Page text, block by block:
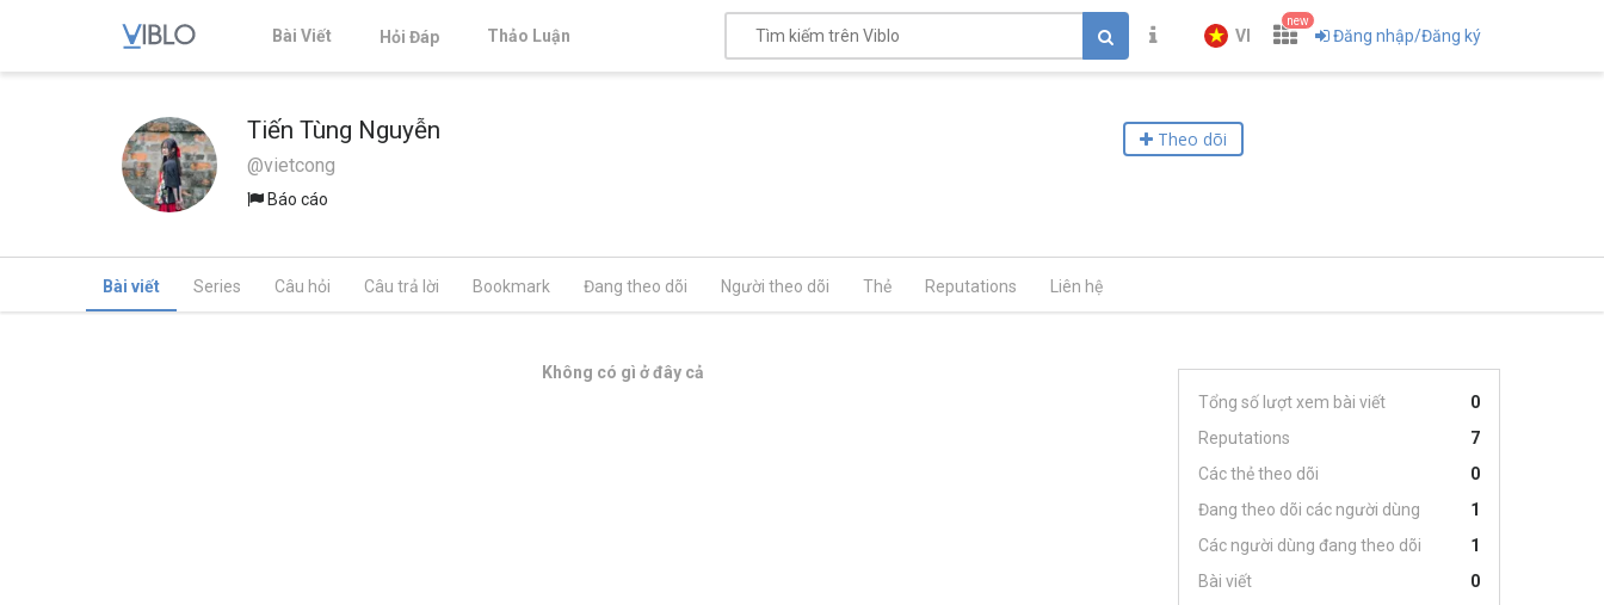
Bài Viết Hỏi Đáp Thảo Luận VI
new
Đăng nhập/Đăng ký
Tiến Tùng Nguyễn
@vietcong
Báo cáo
Theo dõi
Bài viết Series Câu hỏi Câu trả lời Bookmark Đang theo dõi Người theo dõi Thẻ Reputations Liên hệ
Không có gì ở đây cả
Tổng số lượt xem bài viết
0
Reputations
7
Các thẻ theo dõi
0
Đang theo dõi các người dùng
1
Các người dùng đang theo dõi
1
Bài viết
0